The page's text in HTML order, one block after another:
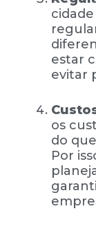
estar
evitar
os
do
Por